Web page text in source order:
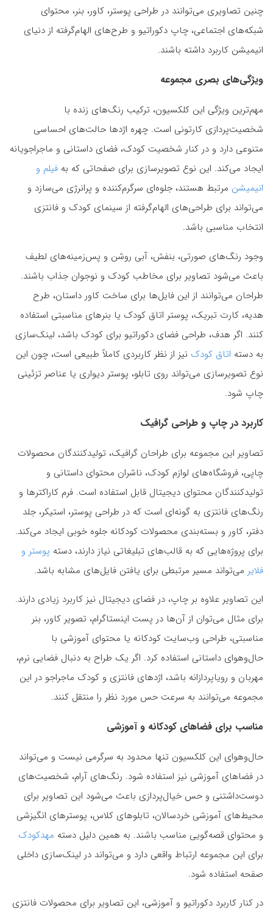
چنین تصاویری می‌توانند در طراحی پوستر، کاور، بنر، محتوای
شبکه‌های اجتماعی، چاپ دکوراتیو و طرح‌های الهام‌گرفته از دنیای
انیمیشن کاربرد داشته باشند.
ویژگی‌های بصری مجموعه
مهم‌ترین ویژگی این کلکسیون، ترکیب رنگ‌های زنده با
شخصیت‌پردازی کارتونی است. چهره اژدها حالت‌های احساسی
متنوعی دارد و در کنار شخصیت کودک، فضای داستانی و ماجراجویانه
ایجاد می‌کند. این نوع تصویرسازی برای صفحاتی که به فیلم و
انیمیشن مرتبط هستند، جلوه‌ای سرگرم‌کننده و پرانرژی می‌سازد و
می‌تواند برای طراحی‌های الهام‌گرفته از سینمای کودک و فانتزی
انتخاب مناسبی باشد.
وجود رنگ‌های صورتی، بنفش، آبی روشن و پس‌زمینه‌های لطیف
باعث می‌شود تصاویر برای مخاطب کودک و نوجوان جذاب باشند.
طراحان می‌توانند از این فایل‌ها برای ساخت کاور داستان، طرح
هدیه، کارت تبریک، پوستر اتاق کودک یا بنرهای مناسبتی استفاده
کنند. اگر هدف، طراحی فضای دکوراتیو برای کودک باشد، لینک‌سازی
به دسته اتاق کودک نیز از نظر کاربردی کاملاً طبیعی است، چون این
نوع تصویرسازی می‌تواند روی تابلو، پوستر دیواری یا عناصر تزئینی
چاپ شود.
کاربرد در چاپ و طراحی گرافیک
تصاویر این مجموعه برای طراحان گرافیک، تولیدکنندگان محصولات
چاپی، فروشگاه‌های لوازم کودک، ناشران محتوای داستانی و
تولیدکنندگان محتوای دیجیتال قابل استفاده است. فرم کاراکترها و
رنگ‌های فانتزی به گونه‌ای است که در طراحی پوستر، استیکر، جلد
دفتر، کاور و بسته‌بندی محصولات کودکانه جلوه خوبی ایجاد می‌کند.
برای پروژه‌هایی که به قالب‌های تبلیغاتی نیاز دارند، دسته پوستر و
فلایر می‌تواند مسیر مرتبطی برای یافتن فایل‌های مشابه باشد.
این تصاویر علاوه بر چاپ، در فضای دیجیتال نیز کاربرد زیادی دارند.
برای مثال می‌توان از آن‌ها در پست اینستاگرام، تصویر کاور، بنر
مناسبتی، طراحی وب‌سایت کودکانه یا محتوای آموزشی با
حال‌وهوای داستانی استفاده کرد. اگر یک طراح به دنبال فضایی نرم،
مهربان و رویاپردازانه باشد، اژدهای فانتزی و کودک ماجراجو در این
مجموعه می‌توانند به سرعت حس مورد نظر را منتقل کنند.
مناسب برای فضاهای کودکانه و آموزشی
حال‌وهوای این کلکسیون تنها محدود به سرگرمی نیست و می‌تواند
در فضاهای آموزشی نیز استفاده شود. رنگ‌های آرام، شخصیت‌های
دوست‌داشتنی و حس خیال‌پردازی باعث می‌شود این تصاویر برای
محیط‌های آموزشی خردسالان، تابلوهای کلاس، پوسترهای انگیزشی
و محتوای قصه‌گویی مناسب باشند. به همین دلیل دسته مهدکودک
برای این مجموعه ارتباط واقعی دارد و می‌تواند در لینک‌سازی داخلی
صفحه استفاده شود.
در کنار کاربرد دکوراتیو و آموزشی، این تصاویر برای محصولات فانتزی